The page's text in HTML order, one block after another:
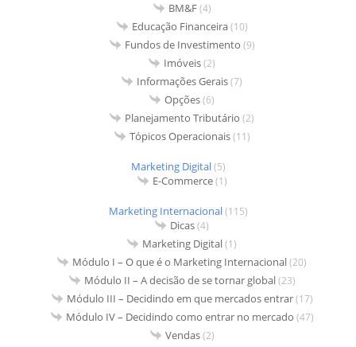
BM&F(4)
Educação Financeira(10)
Fundos de Investimento (9)
Imóveis(2)
Informações Gerais(7)
Opções(6)
Planejamento Tributário (2)
Tópicos Operacionais(11)
Marketing Digital(5)
E-Commerce(1)
Marketing Internacional(115)
Dicas(4)
Marketing Digital(1)
Módulo I – O que é o Marketing Internacional(20)
Módulo II – A decisão de se tornar global(23)
Módulo III – Decidindo em que mercados entrar(17)
Módulo IV – Decidindo como entrar no mercado (47)
Vendas(2)